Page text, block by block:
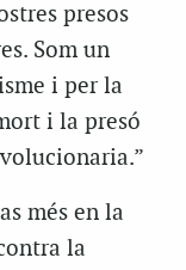
presos
Som un
i per la
i la presó
més en la
la